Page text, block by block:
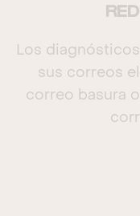
Los
sus correos
correo basura